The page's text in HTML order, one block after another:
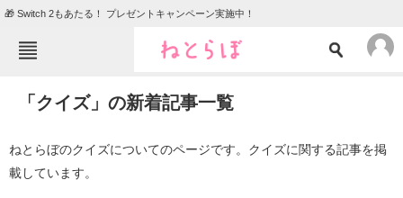
🎁 Switch 2もあたる！ プレゼントキャンペーン実施中！
TOP ニュース
グルメ
「クイズ」の新着記事一覧
ねとらぼのクイズについてのページです。クイズに関する記事を掲
載しています。